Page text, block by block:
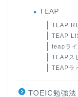
TEAP
TEAP
TEAP
teapライ
TEAPス
TEAPラ
TOEIC勉強